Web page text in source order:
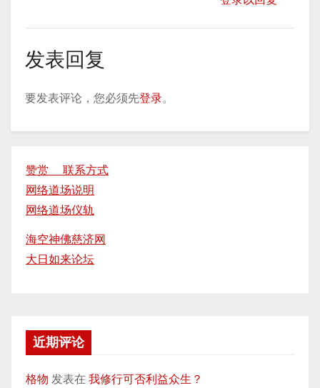
发表回复
要发表评论，您必须先登录。
赞赏 联系方式
网络道场说明
网络道场仪轨
海空神佛慈济网
大日如来论坛
近期评论
格物 发表在 我修行可否利益众生？